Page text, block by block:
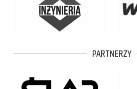
PARTNERZY